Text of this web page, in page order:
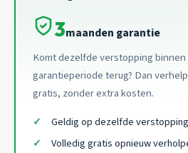
3maanden garantie
Komt dezelfde verstopping binnen
garantieperiode terug? Dan
gratis, zonder extra kosten.
Geldig op dezelfde verstopping
Volledig gratis opnieuw